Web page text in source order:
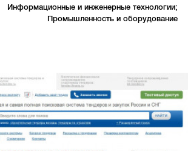
Информационные и инженерные технологии;
Промышленность и оборудование